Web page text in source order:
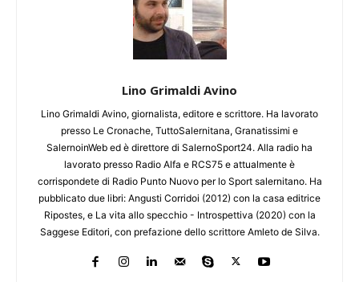
Lino Grimaldi Avino
Lino Grimaldi Avino, giornalista, editore e scrittore. Ha lavorato
presso Le Cronache, TuttoSalernitana, Granatissimi e
SalernoinWeb ed è direttore di SalernoSport24. Alla radio ha
lavorato presso Radio Alfa e RCS75 e attualmente è
corrispondete di Radio Punto Nuovo per lo Sport salernitano. Ha
pubblicato due libri: Angusti Corridoi (2012) con la casa editrice
Ripostes, e La vita allo specchio - Introspettiva (2020) con la
Saggese Editori, con prefazione dello scrittore Amleto de Silva.